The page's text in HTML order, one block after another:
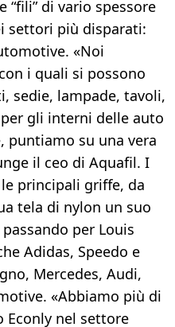
“fili” di vario spessore
settori più disparati:
«Noi
i quali si possono
sedie, lampade, tavoli,
gli interni delle auto
puntiamo su una vera
il ceo di Aquafil. I
principali griffe, da
tela di nylon un suo
per Louis
Adidas, Speedo e
Mercedes, Audi,
«Abbiamo più di
Econly nel settore